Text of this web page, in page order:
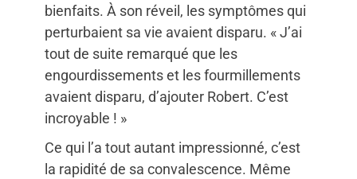
bienfaits. À son réveil, les symptômes qui
perturbaient sa vie avaient disparu. « J’ai
tout de suite remarqué que les
engourdissements et les fourmillements
avaient disparu, d’ajouter Robert. C’est
incroyable ! »
Ce qui l’a tout autant impressionné, c’est
la rapidité de sa convalescence. Même